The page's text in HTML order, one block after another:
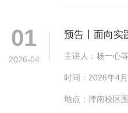
01
2026-04
预告丨面向实
主讲人：杨一心
时间：2026年4
地点：津南校区